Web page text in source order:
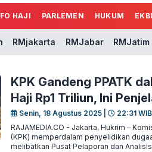
HAJI PARLEMEN HUKUM
RMjakarta RMJabar RMJatim
KPK Gandeng PPATK
Haji Rp1 Triliun, Ini
Senin, 18 Agustus 2025 |
22:31 WIB
RAJAMEDIA.CO - Jakarta, Hukrim –
(KPK) memperdalam penyelidikan
melibatkan Pusat Pelaporan dan